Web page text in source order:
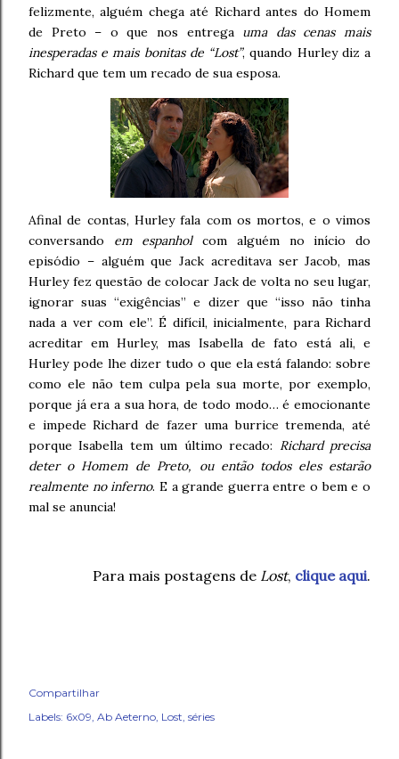
felizmente, alguém chega até Richard antes do Homem
de Preto – o que nos entrega uma das cenas mais
inesperadas e mais bonitas de “Lost”, quando Hurley diz a
Richard que tem um recado de sua esposa.
Afinal de contas, Hurley fala com os mortos, e o vimos
conversando em espanholcom alguém no início do
episódio – alguém que Jack acreditava ser Jacob, mas
Hurley fez questão de colocar Jack de volta no seu lugar,
ignorar suas “exigências” e dizer que “isso não tinha
nada a ver com ele”. É difícil, inicialmente, para Richard
acreditar em Hurley, mas Isabella de fato está ali, e
Hurley pode lhe dizer tudo o que ela está falando: sobre
como ele não tem culpa pela sua morte, por exemplo,
porque já era a sua hora, de todo modo… é emocionante
e impede Richard de fazer uma burrice tremenda, até
porque Isabella tem um último recado: Richard precisa
deter o Homem de Preto, ou então todos eles estarão
realmente no inferno. E a grande guerra entre o bem e o
mal se anuncia!
Para mais postagens de Lost, clique aqui.
Compartilhar
Labels: 6x09 Ab Aeterno Lost séries